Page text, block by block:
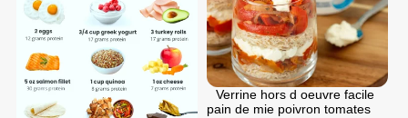
Verrine hors d oeuvre facile
pain de mie poivron tomates